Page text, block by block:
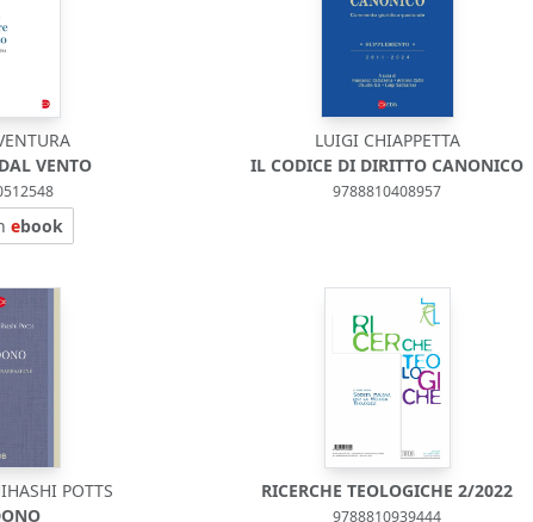
VENTO
ebook
LUIGI CHIAPPETTA
IL CODICE DI DIRITTO CANONICO
9788810408957
POTTS
RICERCHE TEOLOGICHE 2/2022
9788810939444